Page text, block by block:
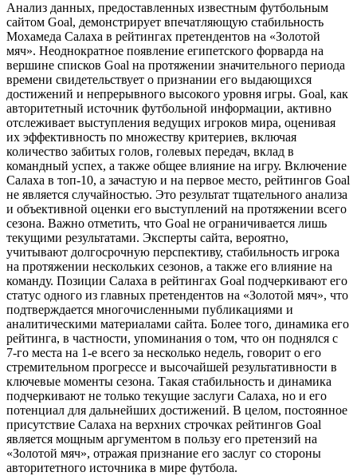
Анализ данных, предоставленных известным футбольным
сайтом Goal, демонстрирует впечатляющую стабильность
Мохамеда Салаха в рейтингах претендентов на «Золотой
мяч». Неоднократное появление египетского форварда на
вершине списков Goal на протяжении значительного периода
времени свидетельствует о признании его выдающихся
достижений и непрерывного высокого уровня игры. Goal, как
авторитетный источник футбольной информации, активно
отслеживает выступления ведущих игроков мира, оценивая
их эффективность по множеству критериев, включая
количество забитых голов, голевых передач, вклад в
командный успех, а также общее влияние на игру. Включение
Салаха в топ-10, а зачастую и на первое место, рейтингов Goal
не является случайностью. Это результат тщательного анализа
и объективной оценки его выступлений на протяжении всего
сезона. Важно отметить, что Goal не ограничивается лишь
текущими результатами. Эксперты сайта, вероятно,
учитывают долгосрочную перспективу, стабильность игрока
на протяжении нескольких сезонов, а также его влияние на
команду. Позиции Салаха в рейтингах Goal подчеркивают его
статус одного из главных претендентов на «Золотой мяч», что
подтверждается многочисленными публикациями и
аналитическими материалами сайта. Более того, динамика его
рейтинга, в частности, упоминания о том, что он поднялся с
7-го места на 1-е всего за несколько недель, говорит о его
стремительном прогрессе и высочайшей результативности в
ключевые моменты сезона. Такая стабильность и динамика
подчеркивают не только текущие заслуги Салаха, но и его
потенциал для дальнейших достижений. В целом, постоянное
присутствие Салаха на верхних строчках рейтингов Goal
является мощным аргументом в пользу его претензий на
«Золотой мяч», отражая признание его заслуг со стороны
авторитетного источника в мире футбола.